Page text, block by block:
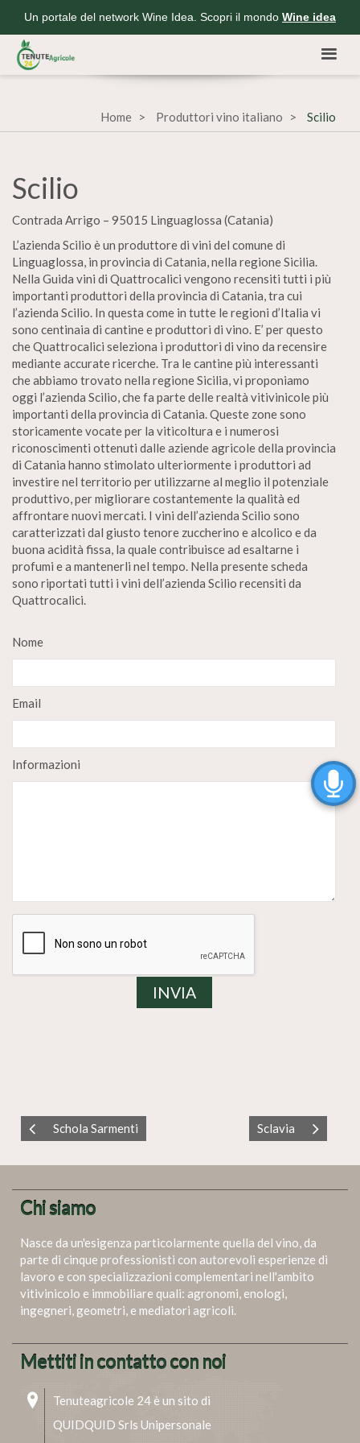
Un portale del network Wine Idea. Scopri il mondo Wine idea
Home Produttori vino italiano Scilio
Scilio
Contrada Arrigo – 95015 Linguaglossa (Catania)
L’azienda Scilio è un produttore di vini del comune di
Linguaglossa, in provincia di Catania, nella regione Sicilia.
Nella Guida vini di Quattrocalici vengono recensiti tutti i più
importanti produttori della provincia di Catania, tra cui
l’azienda Scilio. In questa come in tutte le regioni d’Italia vi
sono centinaia di cantine e produttori di vino. E’ per questo
che Quattrocalici seleziona i produttori di vino da recensire
mediante accurate ricerche. Tra le cantine più interessanti
che abbiamo trovato nella regione Sicilia, vi proponiamo
oggi l’azienda Scilio, che fa parte delle realtà vitivinicole più
importanti della provincia di Catania. Queste zone sono
storicamente vocate per la viticoltura e i numerosi
riconoscimenti ottenuti dalle aziende agricole della provincia
di Catania hanno stimolato ulteriormente i produttori ad
investire nel territorio per utilizzarne al meglio il potenziale
produttivo, per migliorare costantemente la qualità ed
affrontare nuovi mercati. I vini dell’azienda Scilio sono
caratterizzati dal giusto tenore zuccherino e alcolico e da
buona acidità fissa, la quale contribuisce ad esaltarne i
profumi e a mantenerli nel tempo. Nella presente scheda
sono riportati tutti i vini dell’azienda Scilio recensiti da
Quattrocalici.
Nome
Email
Informazioni
Schola Sarmenti Sclavia
Chi siamo
Nasce da un'esigenza particolarmente quella del vino, da
parte di cinque professionisti con autorevoli esperienze di
lavoro e con specializzazioni complementari nell'ambito
vitivinicolo e immobiliare quali: agronomi, enologi,
ingegneri, geometri, e mediatori agricoli.
Mettiti in contatto con noi
Tenuteagricole 24 è un sito di
QUIDQUID Srls Unipersonale